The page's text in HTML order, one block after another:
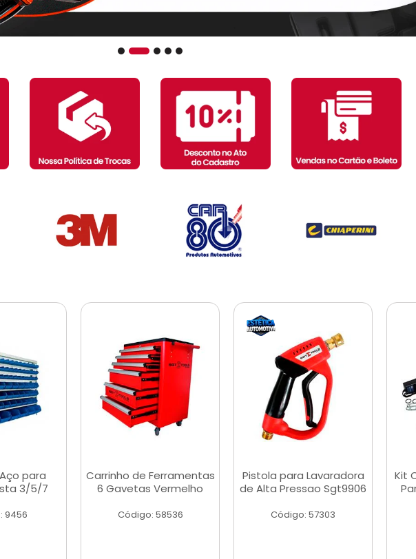
para
3/5/7
9456
Carrinho de Ferramentas
6 Gavetas Vermelho
Código: 58536
Pistola para Lavaradora
de Alta Pressao Sgt9906
Código: 57303
Kit